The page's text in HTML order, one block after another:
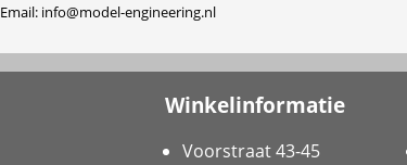
Email: info@model-engineering.nl
Winkelinformatie
Voorstraat 43-45